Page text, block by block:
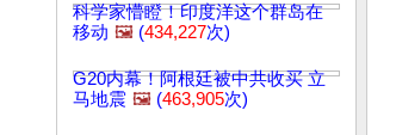
科学家懵瞪！印度洋这个群岛在
移动 🖼️ (434,227次)
G20内幕！阿根廷被中共收买 立
马地震 🖼️ (463,905次)